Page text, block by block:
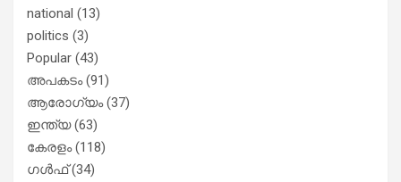
national (13)
politics (3)
Popular (43)
അപകടം(91)
ആരോഗ്യം(37)
ഇന്ത്യ(63)
കേരളം(118)
ഗൾഫ്(34)